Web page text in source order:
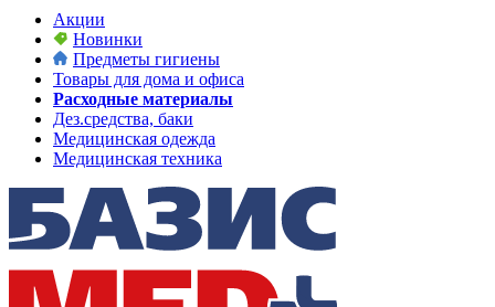
Акции
Новинки
Предметы гигиены
Товары для дома и офиса
Расходные материалы
Дез.средства, баки
Медицинская одежда
Медицинская техника